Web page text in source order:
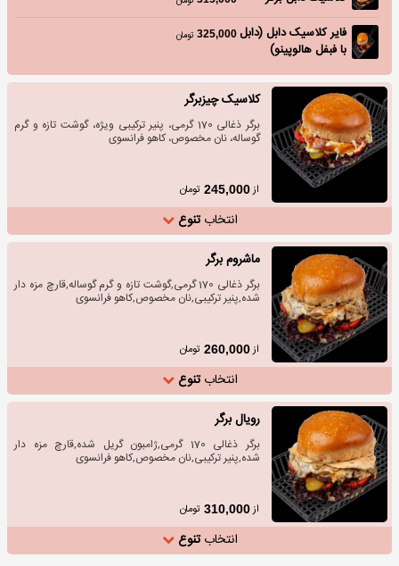
فایر کلاسیک دابل (دابل
با فبفل هالوپینو)
325,000 تومان
کلاسیک چیزبرگر
برگر ذغالی 170 گرمی، پنیر ترکیبی ویژه، گوشت تازه و گرم
گوساله، نان مخصوص، کاهو فرانسوی
از245,000 تومان
انتخابتنوع
ماشروم برگر
برگر ذغالی 170 گرمی,گوشت تازه و گرم گوساله,قارچ مزه دار
شده,پنیر ترکیبی,نان مخصوص,کاهو فرانسوی
از260,000 تومان
انتخابتنوع
رویال برگر
برگر ذغالی 170 گرمی,ژامبون گریل شده,قارچ مزه دار
شده,پنیر ترکیبی,نان مخصوص,کاهو فرانسوی
از310,000 تومان
انتخابتنوع